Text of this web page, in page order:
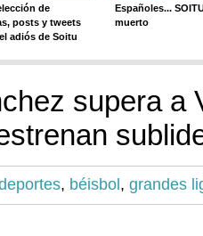
de
posts y tweets
adiós de Soitu
Españoles...
muerto
supera a
, béisbol , grandes